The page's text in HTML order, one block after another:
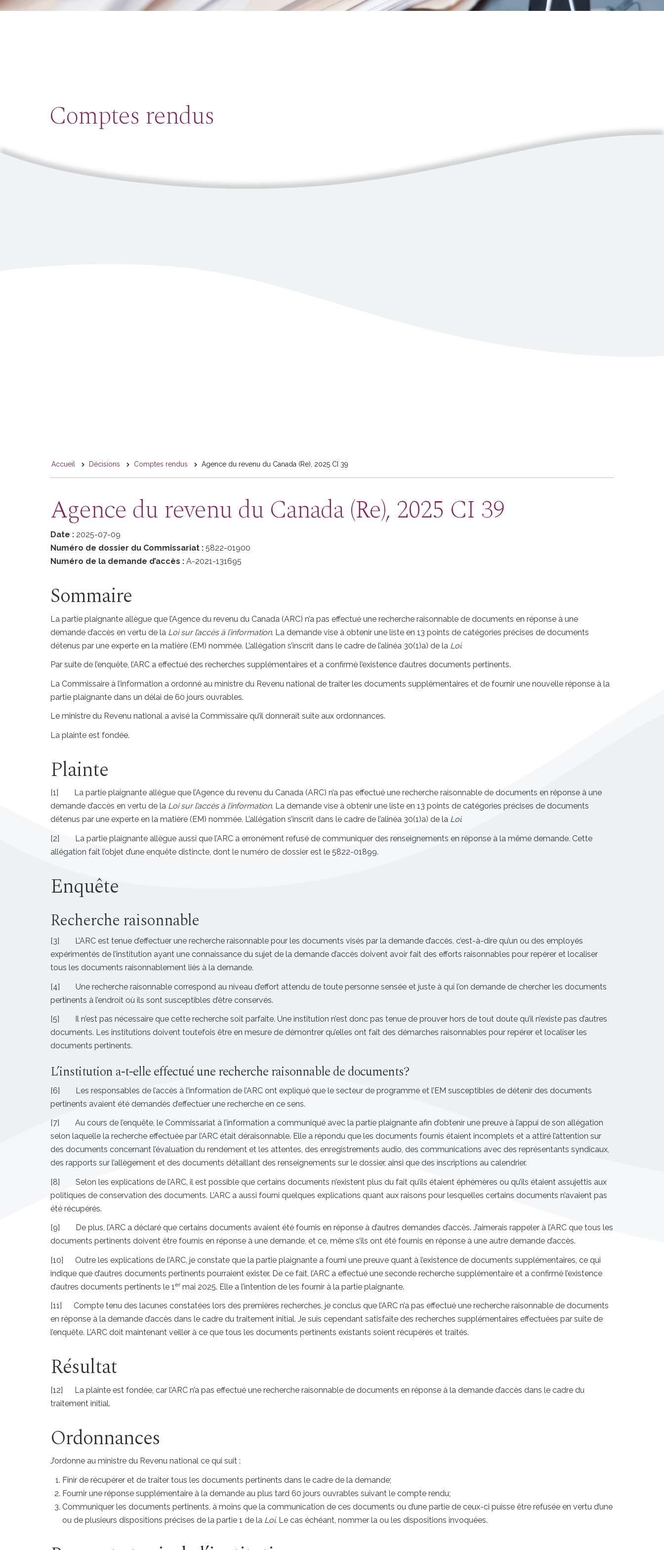
Comptes rendus
You
are
here
Accueil Décisions Comptes rendus Agence du revenu du Canada (Re), 2025 CI 39
Agence du revenu du Canada (Re), 2025 CI 39
Date : 2025-07-09
Numéro de dossier du Commissariat : 5822-01900
Numéro de la demande d’accès : A-2021-131695
Sommaire
La partie plaignante allègue que l’Agence du revenu du Canada (ARC) n’a pas effectué une recherche raisonnable de documents en réponse à une
demande d’accès en vertu de la Loi sur l’accès à l’information. La demande vise à obtenir une liste en 13 points de catégories précises de documents
détenus par une experte en la matière (EM) nommée. L’allégation s’inscrit dans le cadre de l’alinéa 30(1)a) de la Loi.
Par suite de l’enquête, l’ARC a effectué des recherches supplémentaires et a confirmé l’existence d’autres documents pertinents.
La Commissaire à l’information a ordonné au ministre du Revenu national de traiter les documents supplémentaires et de fournir une nouvelle réponse à la
partie plaignante dans un délai de 60 jours ouvrables.
Le ministre du Revenu national a avisé la Commissaire qu’il donnerait suite aux ordonnances.
La plainte est fondée.
Plainte
[1] La partie plaignante allègue que l’Agence du revenu du Canada (ARC) n’a pas effectué une recherche raisonnable de documents en réponse à une
demande d’accès en vertu de la Loi sur l’accès à l’information. La demande vise à obtenir une liste en 13 points de catégories précises de documents
détenus par une experte en la matière (EM) nommée. L’allégation s’inscrit dans le cadre de l’alinéa 30(1)a) de la Loi.
[2] La partie plaignante allègue aussi que l’ARC a erronément refusé de communiquer des renseignements en réponse à la même demande. Cette
allégation fait l’objet d’une enquête distincte, dont le numéro de dossier est le 5822-01899.
Enquête
Recherche raisonnable
[3] L’ARC est tenue d’effectuer une recherche raisonnable pour les documents visés par la demande d’accès, c’est-à-dire qu’un ou des employés
expérimentés de l’institution ayant une connaissance du sujet de la demande d’accès doivent avoir fait des efforts raisonnables pour repérer et localiser
tous les documents raisonnablement liés à la demande.
[4] Une recherche raisonnable correspond au niveau d’effort attendu de toute personne sensée et juste à qui l’on demande de chercher les documents
pertinents à l’endroit où ils sont susceptibles d’être conservés.
[5] Il n’est pas nécessaire que cette recherche soit parfaite. Une institution n’est donc pas tenue de prouver hors de tout doute qu’il n’existe pas d’autres
documents. Les institutions doivent toutefois être en mesure de démontrer qu’elles ont fait des démarches raisonnables pour repérer et localiser les
documents pertinents.
L’institution a-t-elle effectué une recherche raisonnable de documents?
[6] Les responsables de l’accès à l’information de l’ARC ont expliqué que le secteur de programme et l’EM susceptibles de détenir des documents
pertinents avaient été demandés d’effectuer une recherche en ce sens.
[7] Au cours de l’enquête, le Commissariat à l’information a communiqué avec la partie plaignante afin d’obtenir une preuve à l’appui de son allégation
selon laquelle la recherche effectuée par l’ARC était déraisonnable. Elle a répondu que les documents fournis étaient incomplets et a attiré l’attention sur
des documents concernant l’évaluation du rendement et les attentes, des enregistrements audio, des communications avec des représentants syndicaux,
des rapports sur l’allègement et des documents détaillant des renseignements sur le dossier, ainsi que des inscriptions au calendrier.
[8] Selon les explications de l’ARC, il est possible que certains documents n’existent plus du fait qu’ils étaient éphémères ou qu’ils étaient assujettis aux
politiques de conservation des documents. L’ARC a aussi fourni quelques explications quant aux raisons pour lesquelles certains documents n’avaient pas
été récupérés.
[9] De plus, l’ARC a déclaré que certains documents avaient été fournis en réponse à d’autres demandes d’accès. J’aimerais rappeler à l’ARC que tous les
documents pertinents doivent être fournis en réponse à une demande, et ce, même s’ils ont été fournis en réponse à une autre demande d’accès.
[10] Outre les explications de l’ARC, je constate que la partie plaignante a fourni une preuve quant à l’existence de documents supplémentaires, ce qui
indique que d’autres documents pertinents pourraient exister. De ce fait, l’ARC a effectué une seconde recherche supplémentaire et a confirmé l’existence
d’autres documents pertinents le 1ermai 2025. Elle a l’intention de les fournir à la partie plaignante.
[11] Compte tenu des lacunes constatées lors des premières recherches, je conclus que l’ARC n’a pas effectué une recherche raisonnable de documents
en réponse à la demande d’accès dans le cadre du traitement initial. Je suis cependant satisfaite des recherches supplémentaires effectuées par suite de
l’enquête. L’ARC doit maintenant veiller à ce que tous les documents pertinents existants soient récupérés et traités.
Résultat
[12] La plainte est fondée, car l’ARC n’a pas effectué une recherche raisonnable de documents en réponse à la demande d’accès dans le cadre du
traitement initial.
Ordonnances
J’ordonne au ministre du Revenu national ce qui suit :
Finir de récupérer et de traiter tous les documents pertinents dans le cadre de la demande;
Fournir une réponse supplémentaire à la demande au plus tard 60 jours ouvrables suivant le compte rendu;
Communiquer les documents pertinents, à moins que la communication de ces documents ou d’une partie de ceux-ci puisse être refusée en vertu d’une
ou de plusieurs dispositions précises de la partie 1 de la Loi. Le cas échéant, nommer la ou les dispositions invoquées.